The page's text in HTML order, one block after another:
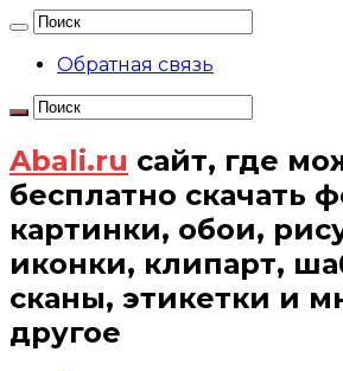
Обратная связь
Abali.ru сайт, где
бесплатно скачать
картинки, обои,
иконки, клипарт,
сканы, этикетки и
другое